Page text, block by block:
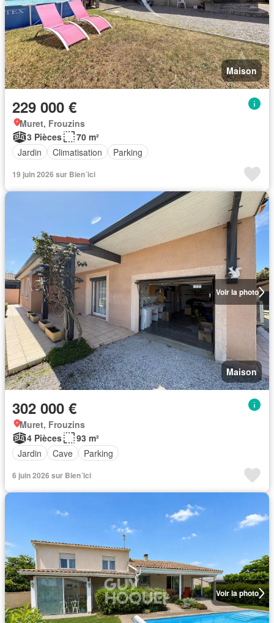
Maison
229 000 €
Muret, Frouzins
3 Pièces
70 m²
Jardin
Climatisation Parking
19 juin 2026 sur Bien´ici
Voir la photo
Maison
302 000 €
Muret, Frouzins
4 Pièces
93 m²
Jardin
Cave Parking
6 juin 2026 sur Bien´ici
Voir la photo